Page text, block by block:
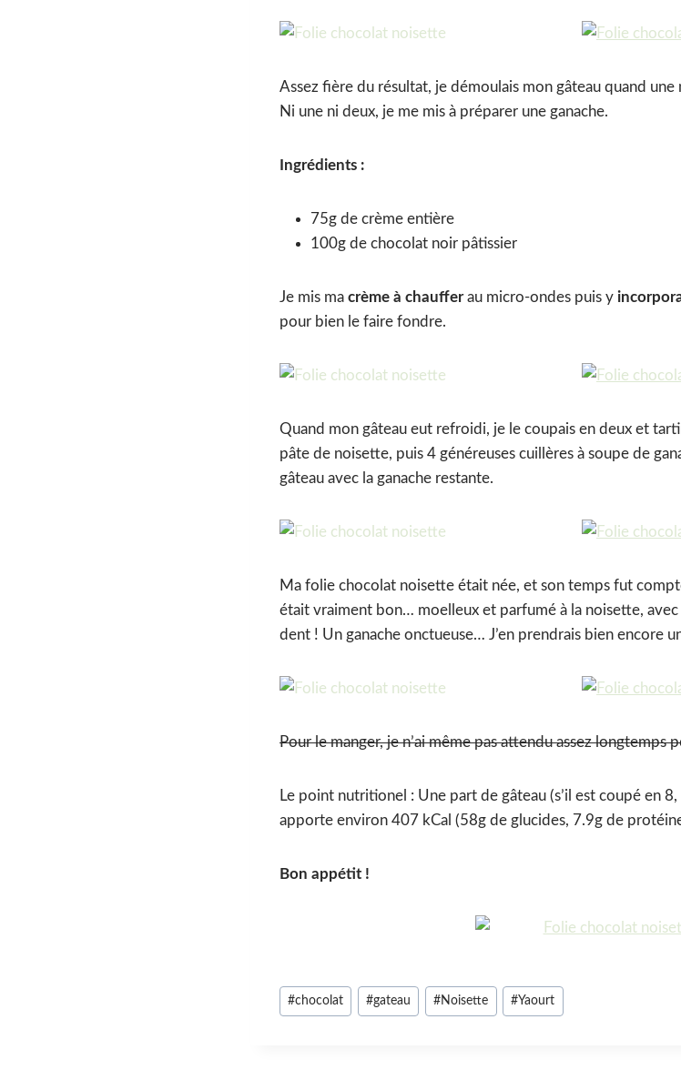
Assez fière du résultat, je démoulais mon gâteau quand
Ni une ni deux, je me mis à préparer une ganache.
Ingrédients :
75g de crème entière
100g de chocolat noir pâtissier
Je mis ma crème à chaufferau micro-ondes puis y
pour bien le faire fondre.
Quand mon gâteau eut refroidi, je le coupais en deux et
pâte de noisette, puis 4 généreuses cuillères à soupe de
gâteau avec la ganache restante.
Ma folie chocolat noisette était née, et son temps fut
était vraiment bon… moelleux et parfumé à la noisette,
dent ! Un ganache onctueuse… J’en prendrais bien encore
Pour le manger, je n’ai même pas attendu assez longtemps
Le point nutritionel : Une part de gâteau (s’il est coupé en
apporte environ 407 kCal (58g de glucides, 7.9g de
Bon appétit !
Étiquettes
de
#chocolat #gateau #Noisette #Yaourt